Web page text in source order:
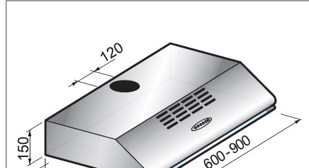
HOME
PRODUTOS
O GRUPO